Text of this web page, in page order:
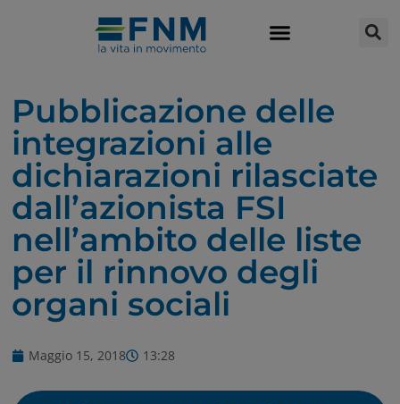
Pubblicazione delle
integrazioni alle
dichiarazioni rilasciate
dall’azionista FSI
nell’ambito delle liste
per il rinnovo degli
organi sociali
Maggio 15, 2018 13:28